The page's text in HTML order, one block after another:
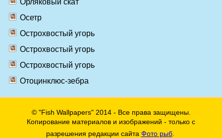
Осетр
Острохвостый угорь
Острохвостый угорь
Острохвостый угорь
Отоцинклюс-зебра
© "Fish Wallpapers" 2014 - Все права защищены.
Копирование материалов и изображений - только с
разрешения редакции сайта Фото рыб.